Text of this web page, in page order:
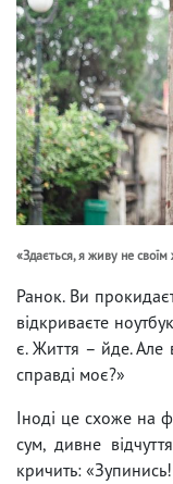
«Здається, я живу не
Ранок. Ви
відкриваєте
є. Життя – йде. Але
справді моє?»
Іноді це схоже на
сум, дивне
кричить: